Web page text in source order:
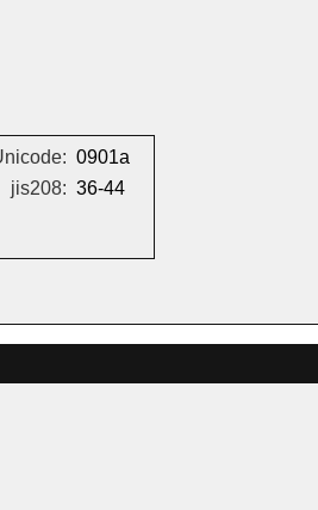
0901a
jis208: 36-44